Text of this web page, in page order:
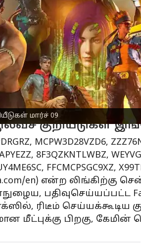
மார்ச் 09
கரீனாவின்ஃப்ரீ
குறியீடுகளை ரிடீம்
பயனர்களால் மட்டுமே
பல குறியீடுகளை
முடியும்.
குறியீடுகள்
MCPW3D28VZD6,
8F3QZKNTLWBZ,
FFCMCPSGC9XZ,
en) என்ற லிங்கிற்கு
பதிவுசெய்யப்பட்ட
ரிடீம் செய்யக்கூடிய
மீட்புக்கு பிறகு,